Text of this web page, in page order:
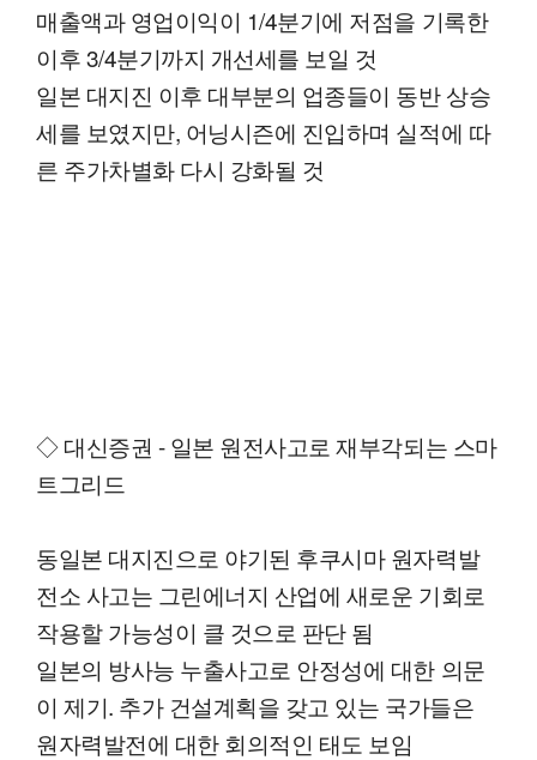
매출액과 영업이익이 1/4분기에 저점을 기록한
이후 3/4분기까지 개선세를 보일 것
일본 대지진 이후 대부분의 업종들이 동반 상승
세를 보였지만, 어닝시즌에 진입하며 실적에 따
른 주가차별화 다시 강화될 것
◇ 대신증권 - 일본 원전사고로 재부각되는 스마
트그리드
동일본 대지진으로 야기된 후쿠시마 원자력발
전소 사고는 그린에너지 산업에 새로운 기회로
작용할 가능성이 클 것으로 판단 됨
일본의 방사능 누출사고로 안정성에 대한 의문
이 제기. 추가 건설계획을 갖고 있는 국가들은
원자력발전에 대한 회의적인 태도 보임